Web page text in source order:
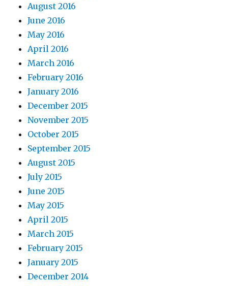
August 2016
June 2016
May 2016
April 2016
March 2016
February 2016
January 2016
December 2015
November 2015
October 2015
September 2015
August 2015
July 2015
June 2015
May 2015
April 2015
March 2015
February 2015
January 2015
December 2014